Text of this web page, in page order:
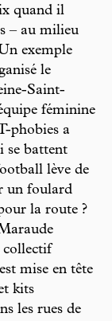
quand il
– au milieu
exemple
le
Saint-
féminine
phobies a
se battent
lève de
un foulard
la route ?
collectif
mise en tête
kits
les rues de